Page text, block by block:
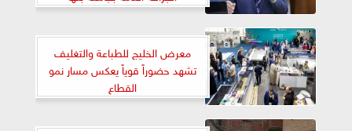
معرض الخليج للطباعة والتغليف
تشهد حضوراً قوياً يعكس مسار نمو
القطاع